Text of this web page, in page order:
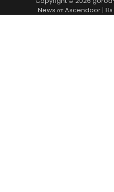
News отAscendoor |